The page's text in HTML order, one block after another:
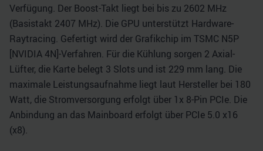
Verfügung. Der Boost-Takt liegt bei bis zu 2602 MHz
(Basistakt 2407 MHz). Die GPU unterstützt Hardware-
Raytracing. Gefertigt wird der Grafikchip im TSMC N5P
[NVIDIA 4N]-Verfahren. Für die Kühlung sorgen 2 Axial-
Lüfter, die Karte belegt 3 Slots und ist 229 mm lang. Die
maximale Leistungsaufnahme liegt laut Hersteller bei 180
Watt, die Stromversorgung erfolgt über 1x 8-Pin PCIe. Die
Anbindung an das Mainboard erfolgt über PCIe 5.0 x16
(x8).